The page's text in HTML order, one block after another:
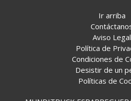
Ir arriba
Aviso Legal
Política de
Condiciones de
Desistir de un
Políticas de